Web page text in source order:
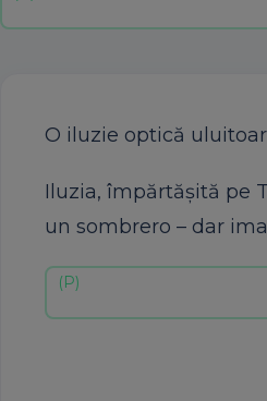
O iluzie optică
Iluzia, împărtășită pe
un sombrero – dar